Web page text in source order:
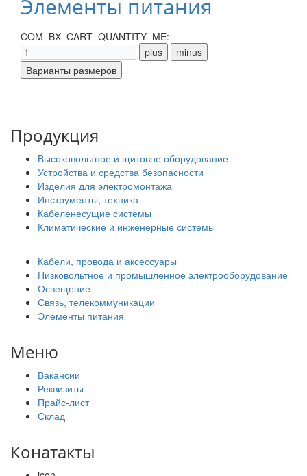
Элементы питания
COM_BX_CART_QUANTITY_ME:
Продукция
Высоковольтное и щитовое оборудование
Устройства и средства безопасности
Изделия для электромонтажа
Инструменты, техника
Кабеленесущие системы
Климатические и инженерные системы
Кабели, провода и аксессуары
Низковольтное и промышленное электрооборудование
Освещение
Связь, телекоммуникации
Элементы питания
Меню
Вакансии
Реквизиты
Прайс-лист
Склад
Конатакты